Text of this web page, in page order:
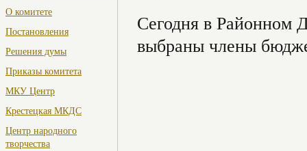
О комитете
Постановления
Решения думы
Приказы комитета
МКУ Центр
Крестецкая МКДС
Центр народного
творчества
Сегодня в Районном
выбраны члены